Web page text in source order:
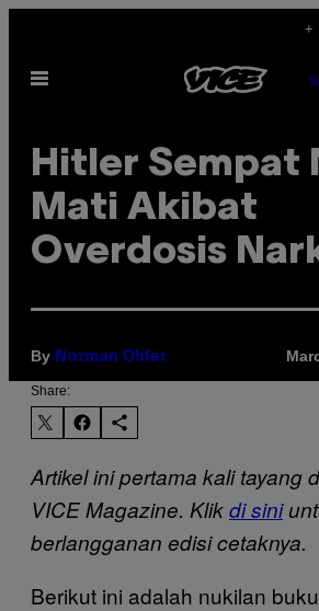
content
+
Open
Hitler Sempat
Mati Akibat
Overdosis
By Norman Ohler
Share:
Artikel ini pertama kali tayang
VICE Magazine. Klikdi sini
berlangganan edisi cetaknya.
Berikut ini adalah nukilan buku